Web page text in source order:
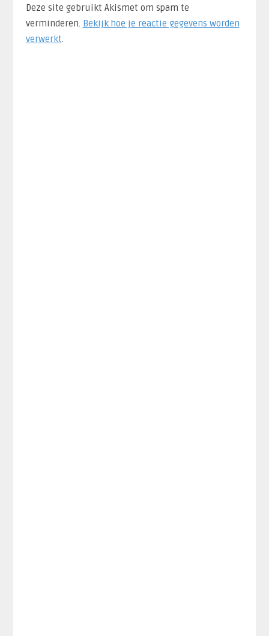
Deze site gebruikt Akismet om spam te
verminderen. Bekijk hoe je reactie gegevens worden
verwerkt.